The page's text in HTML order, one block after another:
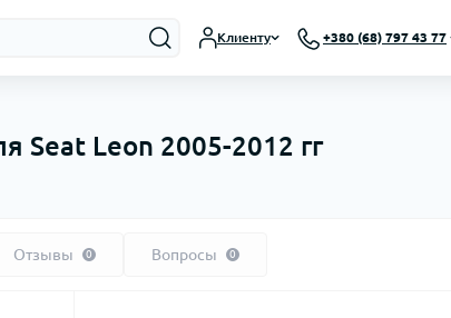
Клиенту +380 (68) 797 43 77
Seat Leon 2005-2012 гг
Отзывы 0 Вопросы 0